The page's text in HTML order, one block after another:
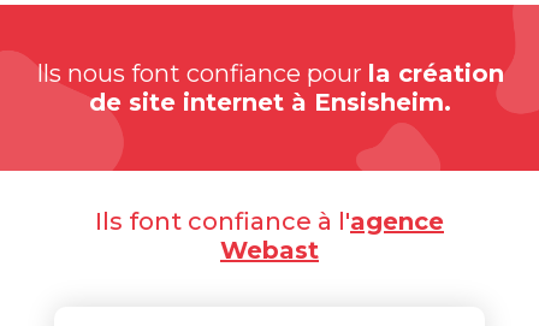
Ils nous font confiance pour la création
de site internet à Ensisheim.
Ils font confiance à l'agence
Webast